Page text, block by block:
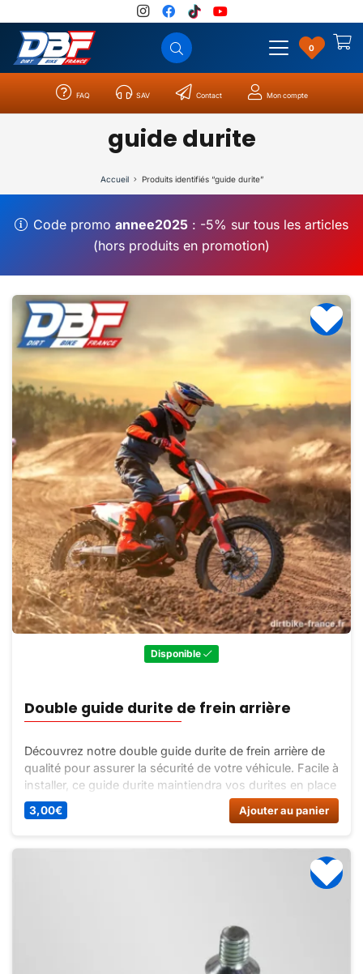
0
FAQ SAV Contact Mon compte
guide durite
Accueil Produits identifiés “guide durite”
Code promo annee2025: -5% sur tous les articles
(hors produits en promotion)
Disponible
Double guide durite de frein arrière
Découvrez notre double guide durite de frein arrière de
qualité pour assurer la sécurité de votre véhicule. Facile à
installer, ce guide durite maintiendra vos durites en place
efficacement.
3,00€ Ajouter au panier
Catégories Résultats